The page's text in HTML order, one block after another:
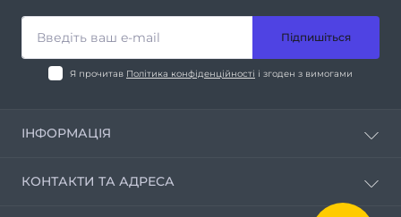
Підпишіться
Я прочитав Політика конфіденційності і згоден з вимогами
ІНФОРМАЦІЯ
Умови співпраці
КОНТАКТИ ТА АДРЕСА